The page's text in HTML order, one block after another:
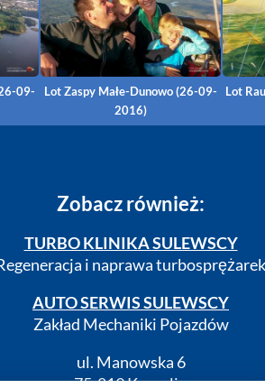
09-
Lot Zaspy Małe-Dunowo (26-09-
2016)
Lot
Zobacz również:
TURBO KLINIKA SULEWSCY
i naprawa turbosprężarek
AUTO SERWIS SULEWSCY
Zakład Mechaniki Pojazdów
ul. Manowska 6
75-819 Koszalin